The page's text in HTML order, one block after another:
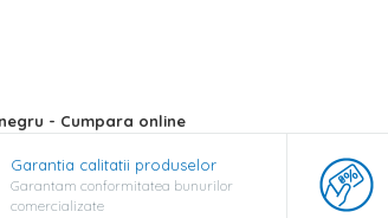
- Cumpara online
Garantia calitatii produselor
Garantam conformitatea bunurilor
comercializate